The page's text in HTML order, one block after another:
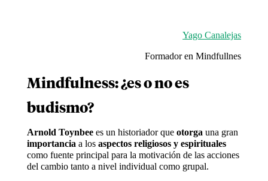
Yago Canalejas
Formador en Mindfullnes
Mindfulness: ¿es o no es
budismo?
Arnold Toynbeees un historiador que otorga una gran
importancia a los aspectos religiosos y espirituales
como fuente principal para la motivación de las acciones
del cambio tanto a nivel individual como grupal.